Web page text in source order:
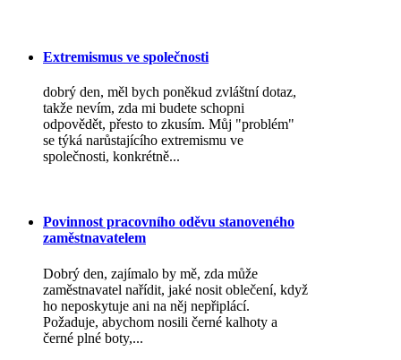
Extremismus ve společnosti
dobrý den, měl bych poněkud zvláštní dotaz,
takže nevím, zda mi budete schopni
odpovědět, přesto to zkusím. Můj "problém"
se týká narůstajícího extremismu ve
společnosti, konkrétně...
Povinnost pracovního oděvu stanoveného
zaměstnavatelem
Dobrý den, zajímalo by mě, zda může
zaměstnavatel nařídit, jaké nosit oblečení, když
ho neposkytuje ani na něj nepřiplácí.
Požaduje, abychom nosili černé kalhoty a
černé plné boty,...